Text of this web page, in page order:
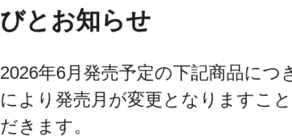
びとお知らせ
2026年6月発売予定の下記商品につ
により発売月が変更となりますこ
だきます。